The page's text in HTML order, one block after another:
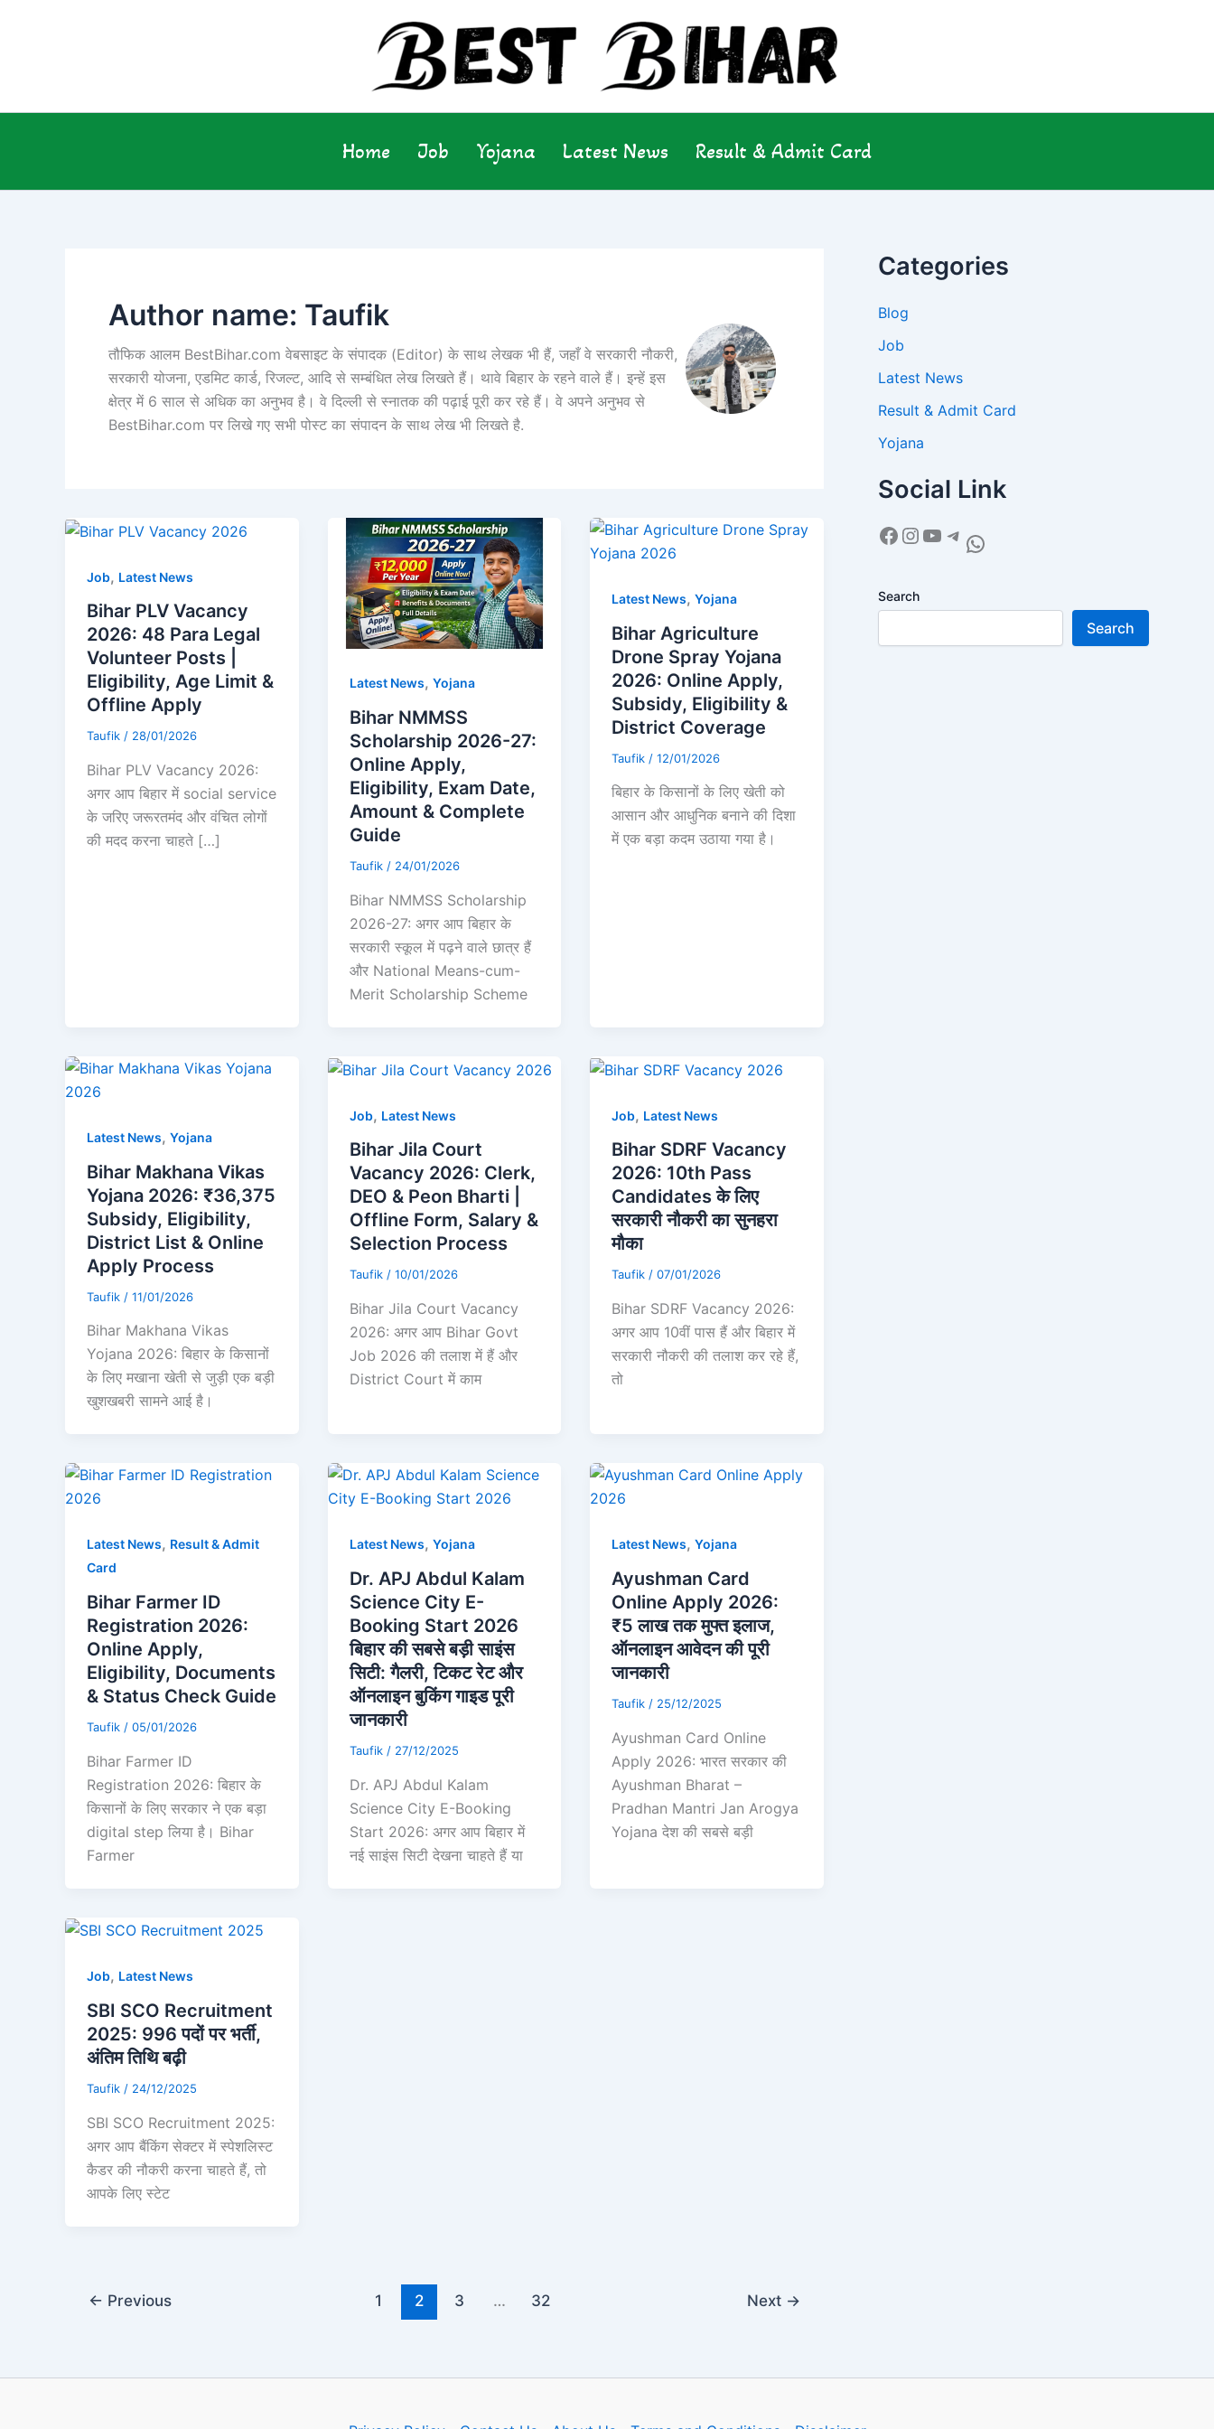
Home Job Yojana Latest News Result & Admit Card
Author name: Taufik
तौफिक आलम BestBihar.com वेबसाइट के संपादक (Editor) के साथ लेखक भी हैं, जहाँ वे सरकारी नौकरी,
सरकारी योजना, एडमिट कार्ड, रिजल्ट, आदि से सम्बंधित लेख लिखते हैं। थावे बिहार के रहने वाले हैं। इन्हें इस
क्षेत्र में 6 साल से अधिक का अनुभव है। वे दिल्ली से स्नातक की पढ़ाई पूरी कर रहे हैं। वे अपने अनुभव से
BestBihar.com पर लिखे गए सभी पोस्ट का संपादन के साथ लेख भी लिखते है.
Job, Latest News
Bihar PLV Vacancy
2026: 48 Para Legal
Volunteer Posts |
Eligibility, Age Limit &
Offline Apply
Taufik / 28/01/2026
Bihar PLV Vacancy 2026:
अगर आप बिहार में social service
के जरिए जरूरतमंद और वंचित लोगों
की मदद करना चाहते […]
Latest News, Yojana
Bihar NMMSS
Scholarship 2026-27:
Online Apply,
Eligibility, Exam Date,
Amount & Complete
Guide
Taufik / 24/01/2026
Bihar NMMSS Scholarship
2026-27: अगर आप बिहार के
सरकारी स्कूल में पढ़ने वाले छात्र हैं
और National Means-cum-
Merit Scholarship Scheme
Latest News,Yojana
Bihar Agriculture
Drone Spray Yojana
2026: Online Apply,
Subsidy, Eligibility &
District Coverage
Taufik /12/01/2026
बिहार के किसानों के लिए खेती को
आसान और आधुनिक बनाने की दिशा
में एक बड़ा कदम उठाया गया है।
Latest News, Yojana
Bihar Makhana Vikas
Yojana 2026: ₹36,375
Subsidy, Eligibility,
District List & Online
Apply Process
Taufik / 11/01/2026
Bihar Makhana Vikas
Yojana 2026: बिहार के किसानों
के लिए मखाना खेती से जुड़ी एक बड़ी
खुशखबरी सामने आई है।
Job, Latest News
Bihar Jila Court
Vacancy 2026: Clerk,
DEO & Peon Bharti |
Offline Form, Salary &
Selection Process
Taufik / 10/01/2026
Bihar Jila Court Vacancy
2026: अगर आप Bihar Govt
Job 2026 की तलाश में हैं और
District Court में काम
Job, Latest News
Bihar SDRF Vacancy
2026: 10th Pass
Candidates के लिए
सरकारी नौकरी का सुनहरा
मौका
Taufik/07/01/2026
Bihar SDRF Vacancy 2026:
अगर आप 10वीं पास हैं और बिहार में
सरकारी नौकरी की तलाश कर रहे हैं,
तो
Latest News, Result & Admit
Card
Bihar Farmer ID
Registration 2026:
Online Apply,
Eligibility, Documents
& Status Check Guide
Taufik / 05/01/2026
Bihar Farmer ID
Registration 2026: बिहार के
किसानों के लिए सरकार ने एक बड़ा
digital step लिया है। Bihar
Farmer
Latest News, Yojana
Dr. APJ Abdul Kalam
Science City E-
Booking Start 2026
बिहार की सबसे बड़ी साइंस
सिटी: गैलरी, टिकट रेट और
ऑनलाइन बुकिंग गाइड पूरी
जानकारी
Taufik / 27/12/2025
Dr. APJ Abdul Kalam
Science City E-Booking
Start 2026: अगर आप बिहार में
नई साइंस सिटी देखना चाहते हैं या
Latest News,Yojana
Ayushman Card
Online Apply 2026:
₹5 लाख तक मुफ्त इलाज,
ऑनलाइन आवेदन की पूरी
जानकारी
Taufik / 25/12/2025
Ayushman Card Online
Apply 2026: भारत सरकार की
Ayushman Bharat –
Pradhan Mantri Jan Arogya
Yojana देश की सबसे बड़ी
Job, Latest News
SBI SCO Recruitment
2025: 996 पदों पर भर्ती,
अंतिम तिथि बढ़ी
Taufik / 24/12/2025
SBI SCO Recruitment 2025:
अगर आप बैंकिंग सेक्टर में स्पेशलिस्ट
कैडर की नौकरी करना चाहते हैं, तो
आपके लिए स्टेट
← Previous 1 2 3 … 32 Next →
Categories
Blog
Job
Latest News
Result & Admit Card
Yojana
Social Link
Search
Search